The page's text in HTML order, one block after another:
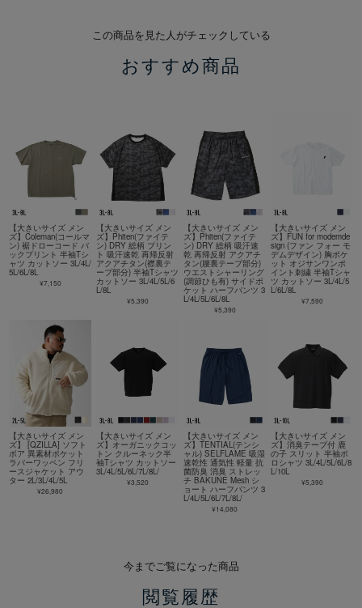
この商品を見た人がチェックしている
おすすめ商品
【大きいサイズ メン
ズ】Coleman(コールマ
ン) 裾ドローコード バ
ックプリント 半袖Tシ
ャツ カットソー 3L/4L/
5L/6L/8L
¥7,150
【大きいサイズ メン
ズ】Phiten(ファイテ
ン) DRY 総柄 プリン
ト 吸汗速乾 再帰反射
アクアチタン(襟裏テ
ープ部分) 半袖Tシャツ
カットソー 3L/4L/5L/6
L/8L
¥5,390
【大きいサイズ メン
ズ】Phiten(ファイテ
ン) DRY 総柄 吸汗速
乾 再帰反射 アクアチ
タン(腰裏テープ部分)
ウエストシャーリング
(調節ひも有) サイドポ
ケット ハーフパンツ 3
L/4L/5L/6L/8L
¥5,390
【大きいサイズ メン
ズ】FUN for modemde
sign (ファン フォー モ
デムデザイン) 胸ポケ
ット オジサンワンポ
イント刺繍 半袖Tシャ
ツ カットソー 3L/4L/5
L/6L/8L
¥7,590
【大きいサイズ メン
ズ】 [QZILLA] ソフト
ボア 異素材ポケット
ラバーワッペン フリ
ースジャケット アウ
ター 2L/3L/4L/5L
¥26,980
【大きいサイズ メン
ズ】オーガニックコッ
トン クルーネック半
袖Tシャツ カットソー
3L/4L/5L/6L/7L/8L/
¥3,520
【大きいサイズ メン
ズ】TENTIAL(テンシ
ャル) SELFLAME 吸湿
速乾性 通気性 軽量 抗
菌防臭 消臭 ストレッ
チ BAKUNE Mesh シ
ョート ハーフパンツ 3
L/4L/5L/6L/7L/8L/
¥14,080
【大きいサイズ メン
ズ】消臭テープ付 鹿
の子 スリット 半袖ポ
ロシャツ 3L/4L/5L/6L/8
L/10L
¥5,390
今までご覧になった商品
閲覧履歴